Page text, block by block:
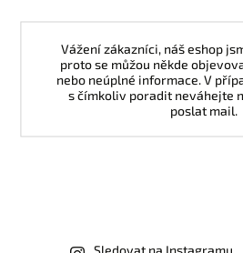
Vážení zákazníci, náš eshop
proto se můžou někde
nebo neúplné informace. V
s čímkoliv poradit neváhejte
poslat mail.
Sledovat na Instagramu